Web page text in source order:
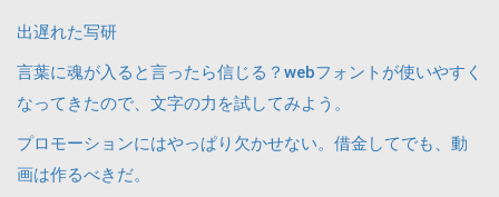
出遅れた写研
言葉に魂が入ると言ったら信じる？webフォントが使いやすく
なってきたので、文字の力を試してみよう。
プロモーションにはやっぱり欠かせない。借金してでも、動
画は作るべきだ。